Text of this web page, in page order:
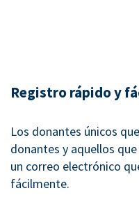
Registro rápido y
Los donantes únicos
donantes y aquellos
un correo electrónico
fácilmente.